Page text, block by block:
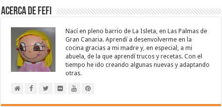
Acerca de Fefi
Nací en pleno barrio de La Isleta, en Las Palmas de
Gran Canaria. Aprendí a desenvolverme en la
cocina gracias a mi madre y, en especial, a mi
abuela, de la que aprendí trucos y recetas. Con el
tiempo he ido creando algunas nuevas y adaptando
otras.